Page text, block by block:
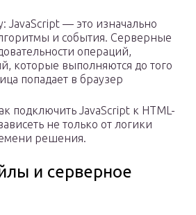
JavaScript — это изначально
и события. Серверные
операций,
которые выполняются до того
попадает в браузер
подключить JavaScript к HTML-
не только от логики
решения.
и серверное